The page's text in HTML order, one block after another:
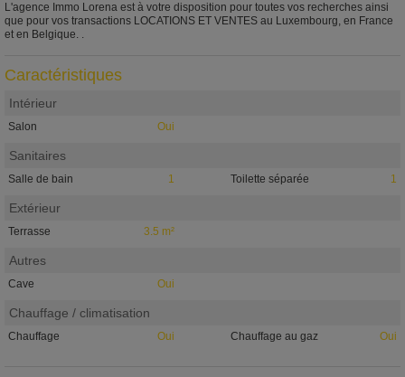
L'agence Immo Lorena est à votre disposition pour toutes vos recherches ainsi
que pour vos transactions LOCATIONS ET VENTES au Luxembourg, en France
et en Belgique. .
Caractéristiques
Intérieur
Salon Oui
Sanitaires
Salle de bain 1 Toilette séparée 1
Extérieur
Terrasse 3.5 m²
Autres
Cave Oui
Chauffage / climatisation
Chauffage Oui Chauffage au gaz Oui